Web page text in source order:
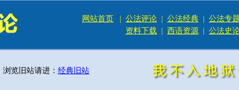
网站首页 | 公法评论 | 公法经典 | 公法专题
资料下载 | 西语资源 | 公法史
览旧站请进： 经典旧站